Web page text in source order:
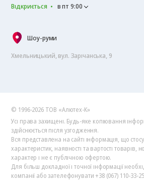
Відкриється в пт 9:00
Шоу-руми
Хмельницький, вул. Зарічанська, 9
© 1996-2026 ТОВ «Алютех‑К»
Усі права захищені. Будь-яке копіювання
здійснюється після узгодження.
Вся представлена на сайті інформація, що
характеристик, наявності та вартості товарів,
характер і не є публічною офертою.
Для більш докладної і точної інформації
компанії або зателефонувати +38 (067) 110-33-